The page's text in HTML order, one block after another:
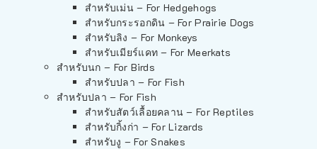
สำหรับเม่น – For Hedgehogs
สำหรับกระรอกดิน – For Prairie Dogs
สำหรับลิง – For Monkeys
สำหรับเมียร์แคท – For Meerkats
สำหรับนก – For Birds
สำหรับปลา – For Fish
สำหรับปลา – For Fish
สำหรับสัตว์เลื้อยคลาน – For Reptiles
สำหรับกิ้งก่า – For Lizards
สำหรับงู – For Snakes